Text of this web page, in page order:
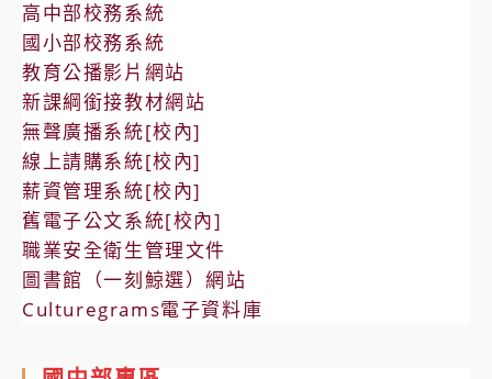
高中部校務系統
國小部校務系統
教育公播影片網站
新課綱銜接教材網站
無聲廣播系統[校內]
線上請購系統[校內]
薪資管理系統[校內]
舊電子公文系統[校內]
職業安全衛生管理文件
圖書館（一刻鯨選）網站
Culturegrams電子資料庫